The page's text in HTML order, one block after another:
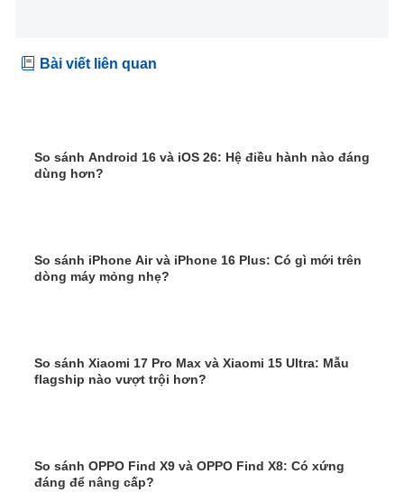
Bài viết liên quan
So sánh Android 16 và iOS 26: Hệ điều hành nào đáng
dùng hơn?
So sánh iPhone Air và iPhone 16 Plus: Có gì mới trên
dòng máy mỏng nhẹ?
So sánh Xiaomi 17 Pro Max và Xiaomi 15 Ultra: Mẫu
flagship nào vượt trội hơn?
So sánh OPPO Find X9 và OPPO Find X8: Có xứng
đáng để nâng cấp?